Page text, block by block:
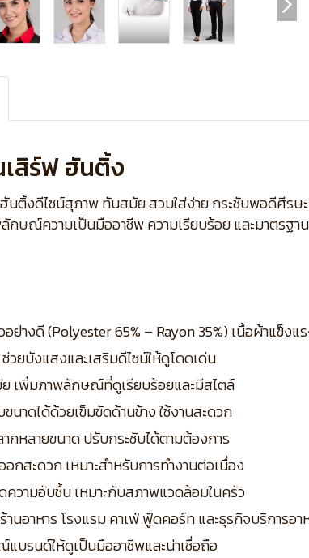
สิร์ฟ ฮันติ้ง
งดีไซน์สุภาพ ทันสมัย สวมใส่ง่าย กระชับพอดีศีรษะ
กษณ์ความเป็นมืออาชีพ ความเรียบร้อย และมาตรฐา
ย่างดี (Polyester 65% – Rayon 35%) เนื้อผ้าแข็งแ
ยบังแสงและเสริมดีไซน์ให้ดูโดดเด่น
เพิ่มภาพลักษณ์ที่ดูเรียบร้อยและมีสไตล์
นาดได้ด้วยเข็มขัดด้านข้าง ใช้งานสะดวก
กหลายขนาด ปรับกระชับได้ตามต้องการ
อกสะดวก เหมาะสำหรับการทำงานต่อเนื่อง
ความอับชื้น เหมาะกับสภาพแวดล้อมในครัว
านอาหาร โรงแรม คาเฟ่ ฟู้ดคอร์ท และธุรกิจบริการอ
บรนด์ให้ดูเป็นมืออาชีพและน่าเชื่อถือ